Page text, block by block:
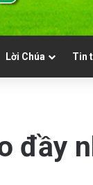
Lời Chúa Tin
đầy